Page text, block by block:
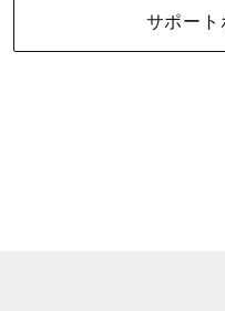
サポー